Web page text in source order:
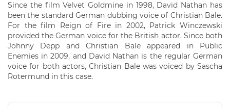
Since the film Velvet Goldmine in 1998, David Nathan has
been the standard German dubbing voice of Christian Bale.
For the film Reign of Fire in 2002, Patrick Winczewski
provided the German voice for the British actor. Since both
Johnny Depp and Christian Bale appeared in Public
Enemies in 2009, and David Nathan is the regular German
voice for both actors, Christian Bale was voiced by Sascha
Rotermund in this case.